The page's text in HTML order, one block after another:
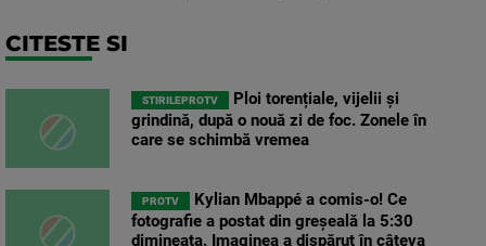
CITESTE SI
STIRILEPROTV
Ploi torențiale, vijelii și
grindină, după o nouă zi de foc. Zonele în
care se schimbă vremea
PROTV
Kylian Mbappé a comis-o! Ce
fotografie a postat din greșeală la 5:30
dimineața. Imaginea a dispărut în câteva